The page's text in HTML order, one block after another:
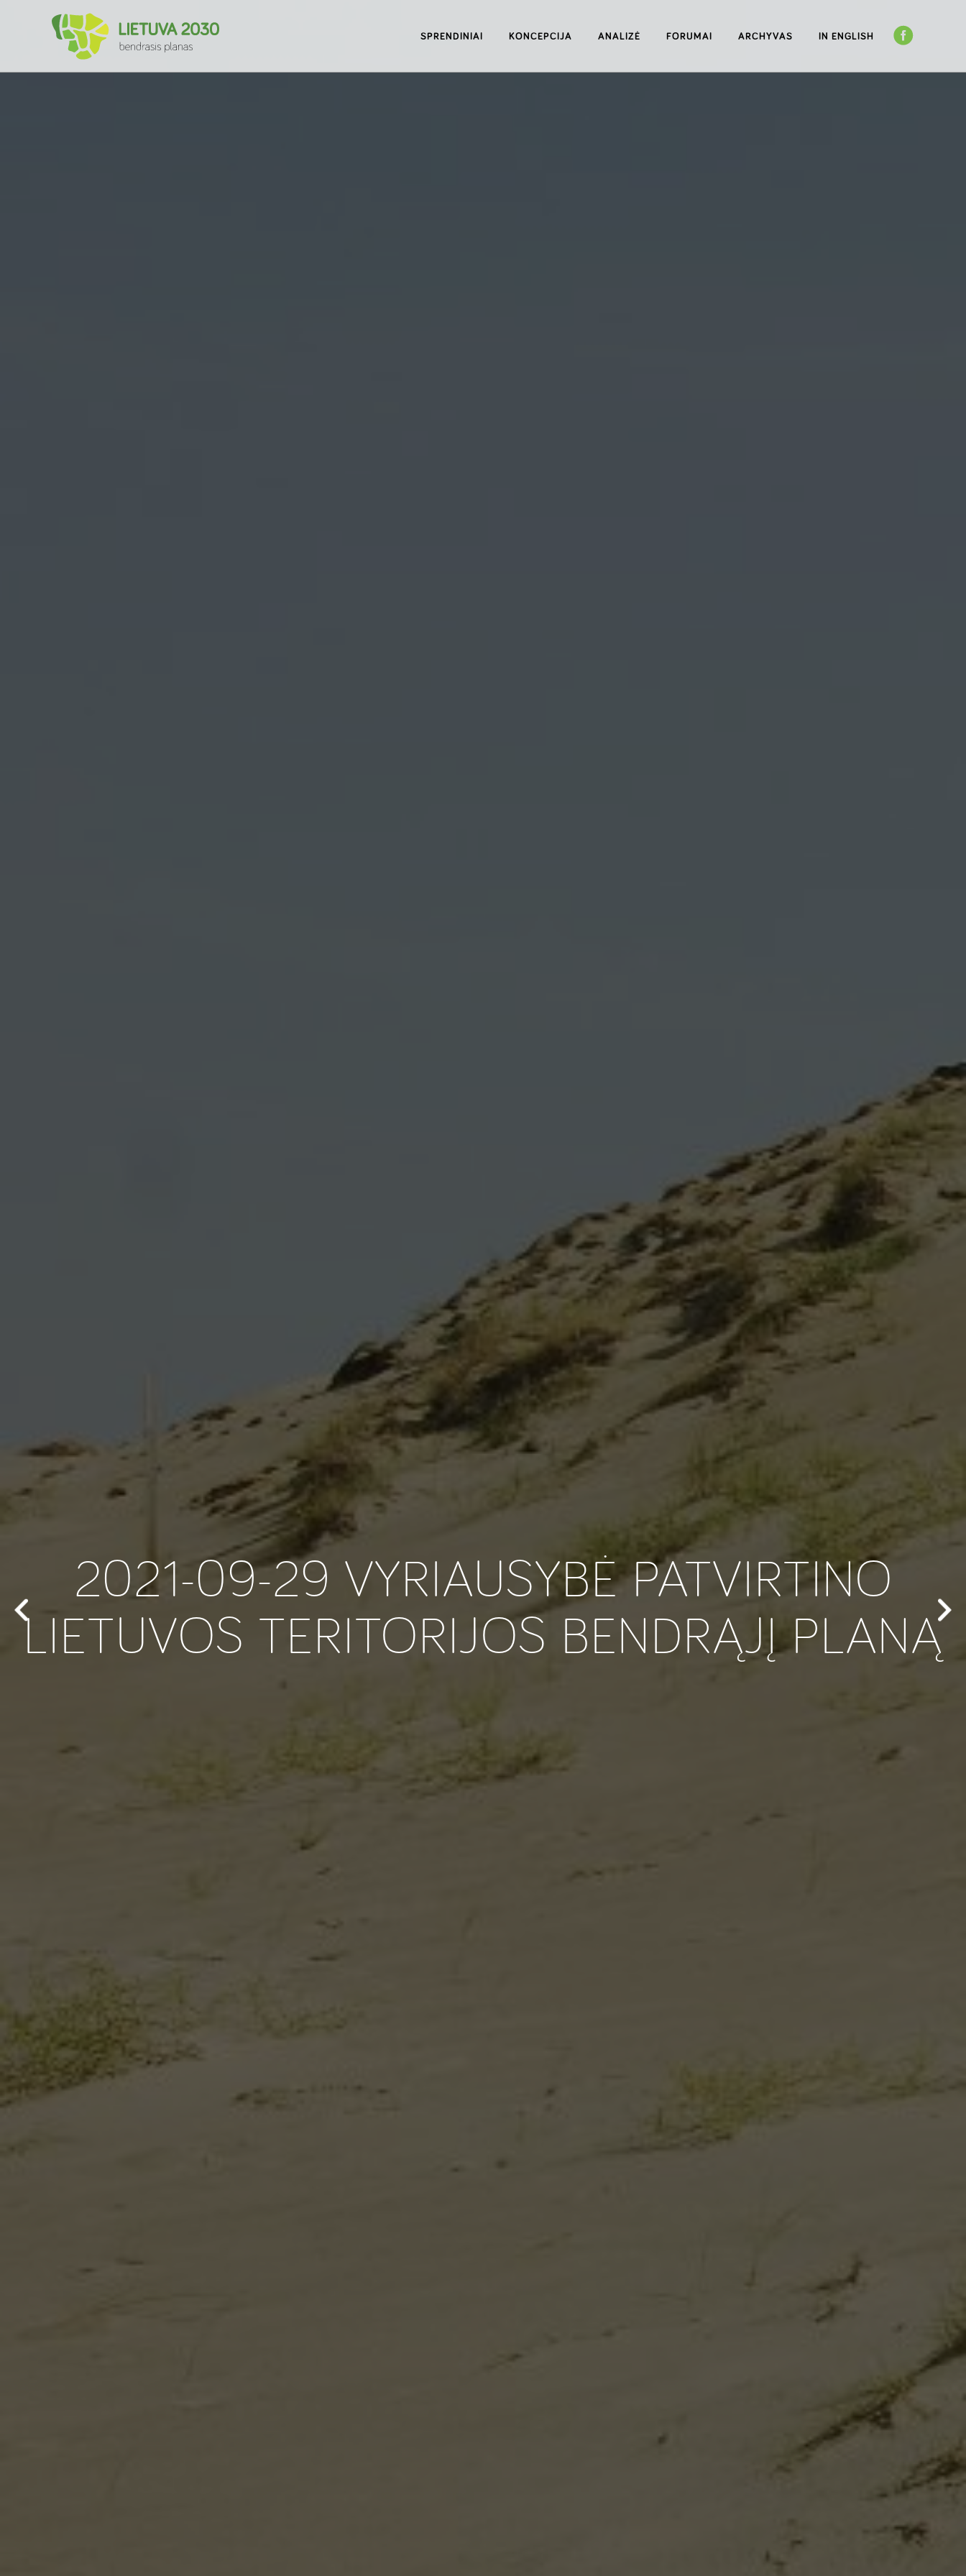
SPRENDINIAI KONCEPCIJA ANALIZĖ FORUMAI ARCHYVAS IN ENGLISH
2021-09-29 VYRIAUSYBĖ PATVIRTINO
LIETUVOS TERITORIJOS BENDRĄJĮ PLANĄ